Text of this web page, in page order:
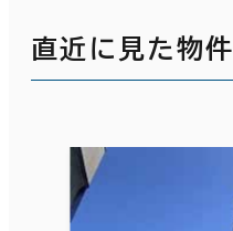
直近に見た物件